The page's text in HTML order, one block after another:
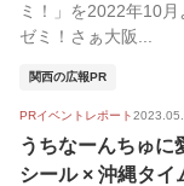
ミ！」を2022年10
ゼミ！さぁ大阪...
関西の広報PR
PRイベントレポート
うちなーんちゅに
シール × 沖縄タイ